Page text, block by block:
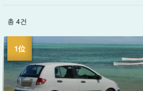
총 4건